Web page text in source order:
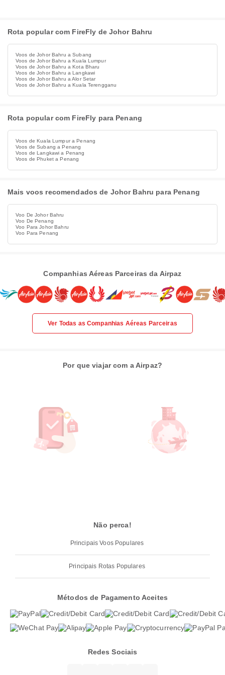
Rota popular com FireFly de Johor Bahru
Voos de Johor Bahru a Subang
Voos de Johor Bahru a Kuala Lumpur
Voos de Johor Bahru a Kota Bharu
Voos de Johor Bahru a Langkawi
Voos de Johor Bahru a Alor Setar
Voos de Johor Bahru a Kuala Terengganu
Rota popular com FireFly para Penang
Voos de Kuala Lumpur a Penang
Voos de Subang a Penang
Voos de Langkawi a Penang
Voos de Phuket a Penang
Mais voos recomendados de Johor Bahru para Penang
Voo De Johor Bahru
Voo De Penang
Voo Para Johor Bahru
Voo Para Penang
Companhias Aéreas Parceiras da Airpaz
Ver Todas as Companhias Aéreas Parceiras
Por que viajar com a Airpaz?
Não perca!
Principais Voos Populares
Principais Rotas Populares
Métodos de Pagamento Aceites
Redes Sociais